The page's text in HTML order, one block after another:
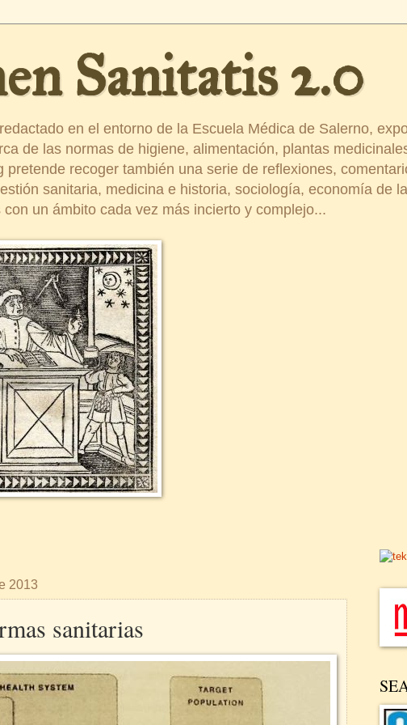
Sanitatis 2.0
en el entorno de la Escuela Médica de Salerno,
de las normas de higiene, alimentación, plantas
pretende recoger también una serie de reflexiones,
sanitaria, medicina e historia, sociología, economía de
un ámbito cada vez más incierto y complejo...
2013
sanitarias